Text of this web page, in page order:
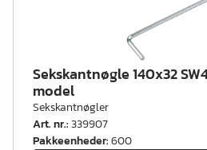
Sekskantnøgle 140x32
model
Sekskantnøgler
Art. nr.:339907
Pakkeenheder:600